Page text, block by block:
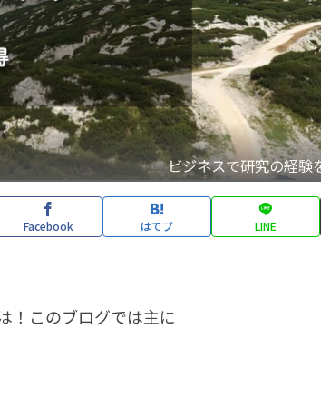
ビジネスで研究の経験
Facebook はてブ LINE
！このブログでは主に